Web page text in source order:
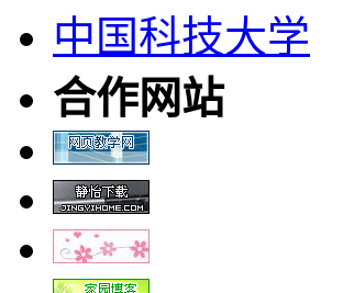
中国科技大学
合作网站